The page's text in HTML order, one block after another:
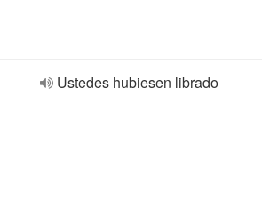
Ustedes hubiesen librado